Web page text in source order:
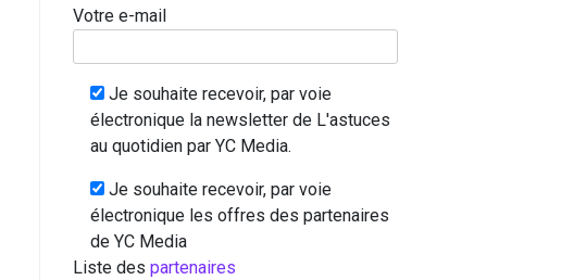
Votre e-mail
Je souhaite recevoir, par voie
électronique la newsletter de L'astuces
au quotidien par YC Media.
Je souhaite recevoir, par voie
électronique les offres des partenaires
de YC Media
Liste des partenaires